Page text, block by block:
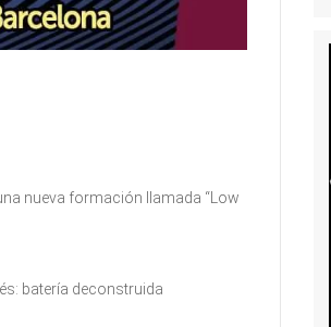
nueva formación llamada “Low
batería deconstruida